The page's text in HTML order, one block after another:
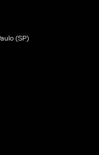
(SP)